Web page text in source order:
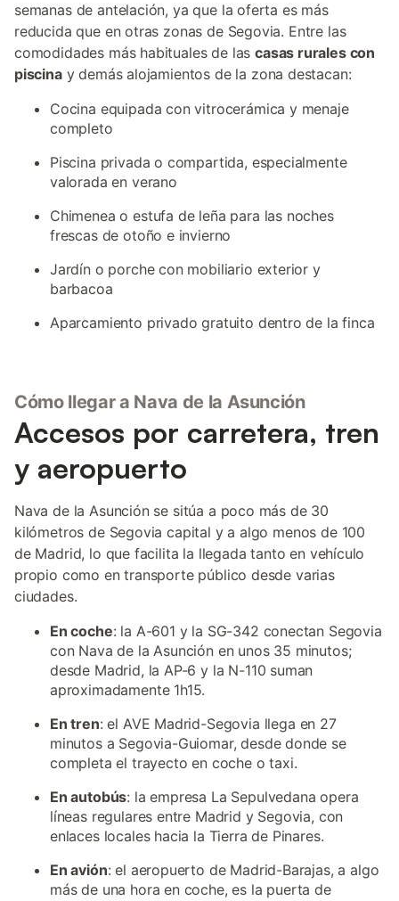
semanas de antelación, ya que la oferta es más
reducida que en otras zonas de Segovia. Entre las
comodidades más habituales de lascasas rurales con
piscinay demás alojamientos de la zona destacan:
Cocina equipada con vitrocerámica y menaje
completo
Piscina privada o compartida, especialmente
valorada en verano
Chimenea o estufa de leña para las noches
frescas de otoño e invierno
Jardín o porche con mobiliario exterior y
barbacoa
Aparcamiento privado gratuito dentro de la finca
Cómo llegar a Nava de la Asunción
Accesos por carretera, tren
y aeropuerto
Nava de la Asunción se sitúa a poco más de 30
kilómetros de Segovia capital y a algo menos de 100
de Madrid, lo que facilita la llegada tanto en vehículo
propio como en transporte público desde varias
ciudades.
En coche: la A-601 y la SG-342 conectan Segovia
con Nava de la Asunción en unos 35 minutos;
desde Madrid, la AP-6 y la N-110 suman
aproximadamente 1h15.
En tren: el AVE Madrid-Segovia llega en 27
minutos a Segovia-Guiomar, desde donde se
completa el trayecto en coche o taxi.
En autobús: la empresa La Sepulvedana opera
líneas regulares entre Madrid y Segovia, con
enlaces locales hacia la Tierra de Pinares.
En avión: el aeropuerto de Madrid-Barajas, a algo
más de una hora en coche, es la puerta de